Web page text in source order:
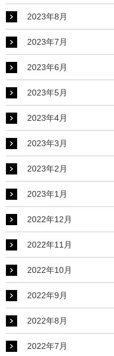
2023年8月
2023年7月
2023年6月
2023年5月
2023年4月
2023年3月
2023年2月
2023年1月
2022年12月
2022年11月
2022年10月
2022年9月
2022年8月
2022年7月